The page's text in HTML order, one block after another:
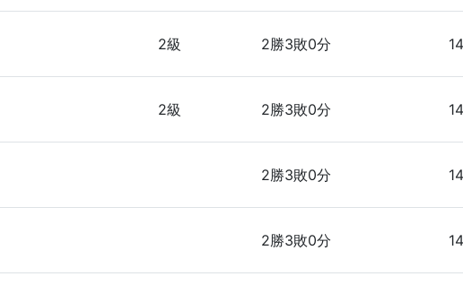
2級 2勝3敗0分
2級 2勝3敗0分
2勝3敗0分
2勝3敗0分